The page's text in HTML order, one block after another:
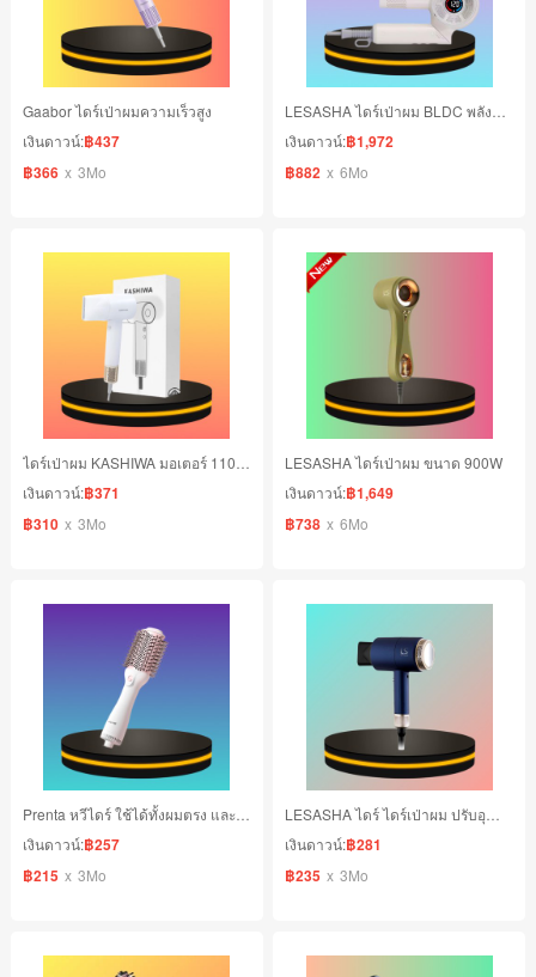
Gaabor ไดร์เป่าผมความเร็วสูง
เงินดาวน์:฿437
฿366 x 3Mo
เงินดาวน์:฿1,972
฿882 x 6Mo
เงินดาวน์:฿371
฿310 x 3Mo
LESASHA ไดร์เป่าผม ขนาด 900W
เงินดาวน์:฿1,649
฿738 x 6Mo
เงินดาวน์:฿257
฿215 x 3Mo
เงินดาวน์:฿281
฿235 x 3Mo